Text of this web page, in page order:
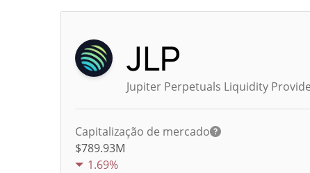
JLP
Jupiter Perpetuals Liquidity
Capitalização de mercado
$789.93M
1.69%